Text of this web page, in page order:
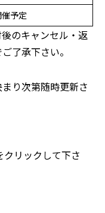
予定
のキャンセル・返
了承下さい。
り次第随時更新さ
リックして下さ